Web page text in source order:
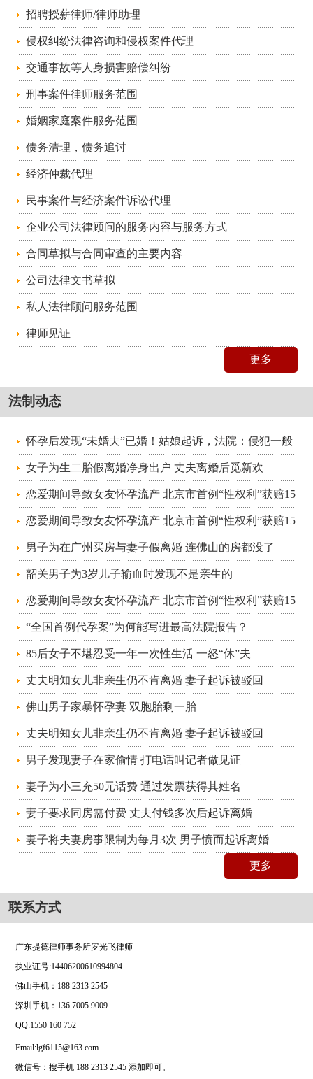
招聘授薪律师/律师助理
侵权纠纷法律咨询和侵权案件代理
交通事故等人身损害赔偿纠纷
刑事案件律师服务范围
婚姻家庭案件服务范围
债务清理，债务追讨
经济仲裁代理
民事案件与经济案件诉讼代理
企业公司法律顾问的服务内容与服务方式
合同草拟与合同审查的主要内容
公司法律文书草拟
私人法律顾问服务范围
律师见证
更多
法制动态
怀孕后发现“未婚夫”已婚！姑娘起诉，法院：侵犯一般
人格权！
女子为生二胎假离婚净身出户 丈夫离婚后觅新欢
恋爱期间导致女友怀孕流产 北京市首例“性权利”获赔15
万元
恋爱期间导致女友怀孕流产 北京市首例“性权利”获赔15
万元
男子为在广州买房与妻子假离婚 连佛山的房都没了
韶关男子为3岁儿子输血时发现不是亲生的
恋爱期间导致女友怀孕流产 北京市首例“性权利”获赔15
万元
“全国首例代孕案”为何能写进最高法院报告？
85后女子不堪忍受一年一次性生活 一怒“休”夫
丈夫明知女儿非亲生仍不肯离婚 妻子起诉被驳回
佛山男子家暴怀孕妻 双胞胎剩一胎
丈夫明知女儿非亲生仍不肯离婚 妻子起诉被驳回
男子发现妻子在家偷情 打电话叫记者做见证
妻子为小三充50元话费 通过发票获得其姓名
妻子要求同房需付费 丈夫付钱多次后起诉离婚
妻子将夫妻房事限制为每月3次 男子愤而起诉离婚
更多
联系方式
广东提德律师事务所罗光飞律师
执业证号:14406200610994804
佛山手机： 188 2313 2545
深圳手机： 136 7005 9009
QQ:1550 160 752
Email:lgf6115@163.com
微信号：搜手机 188 2313 2545 添加即可。